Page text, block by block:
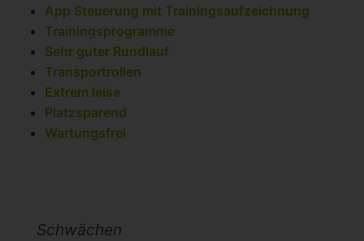
App Steuerung mit Trainingsaufzeichnung
Trainingsprogramme
Sehr guter Rundlauf
Transportrollen
Extrem leise
Platzsparend
Wartungsfrei
Schwächen